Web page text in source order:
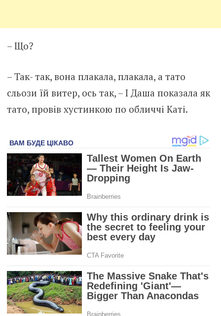
– Що?
– Так- так, вона плакала, плакала, а тато
сльози їй витер, ось так, – І Даша показала як
тато, провів хустинкою по обличчі Каті.